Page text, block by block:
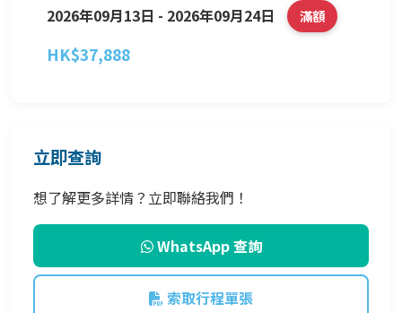
2026年09月13日 - 2026年09月24日 滿額
HK$37,888
立即查詢
想了解更多詳情？立即聯絡我們！
WhatsApp 查詢
索取行程單張